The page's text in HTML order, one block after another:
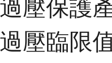
壓保護
壓臨限